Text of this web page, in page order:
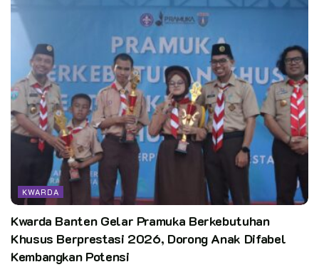
KWARDA
Kwarda Banten Gelar Pramuka Berkebutuhan
Khusus Berprestasi 2026, Dorong Anak Difabel
Kembangkan Potensi